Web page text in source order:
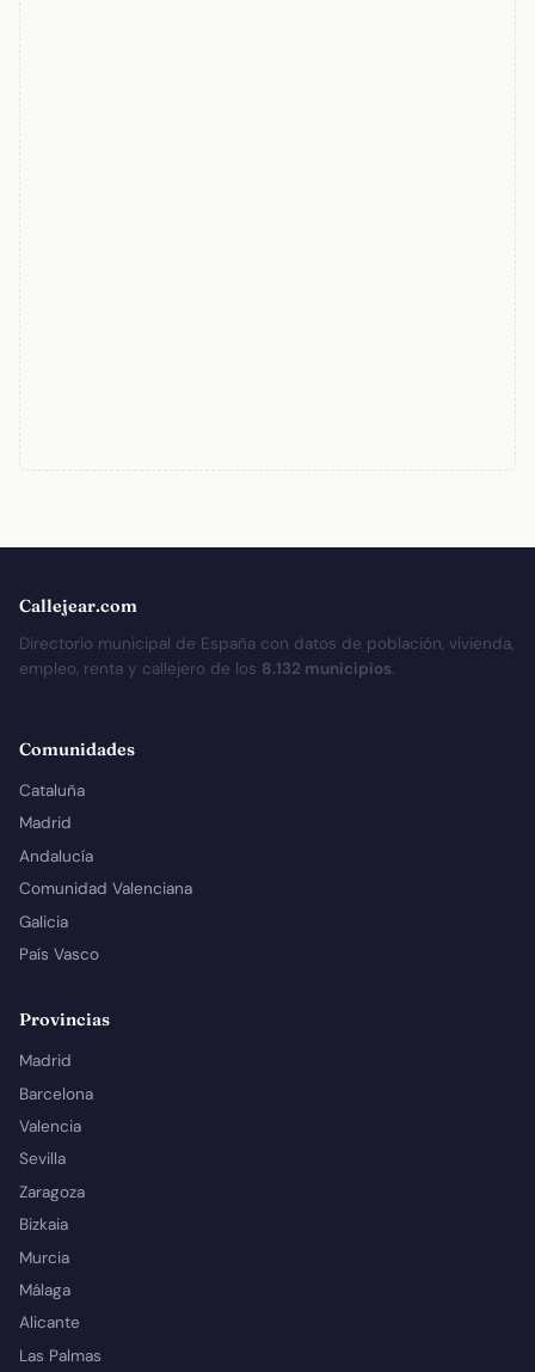
Callejear.com
Directorio municipal de España con datos de población, vivienda,
empleo, renta y callejero de los 8.132 municipios.
Comunidades
Cataluña
Madrid
Andalucía
Comunidad Valenciana
Galicia
País Vasco
Provincias
Madrid
Barcelona
Valencia
Sevilla
Zaragoza
Bizkaia
Murcia
Málaga
Alicante
Las Palmas